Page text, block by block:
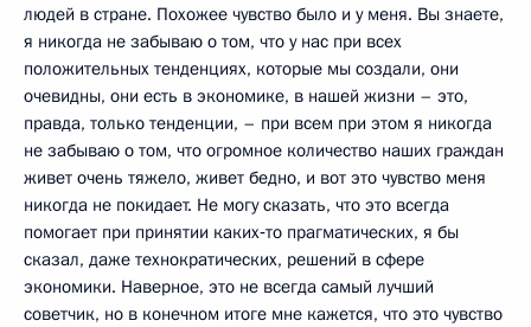
людей в стране. Похожее чувство было и у меня. Вы знаете,
я никогда не забываю о том, что у нас при всех
положительных тенденциях, которые мы создали, они
очевидны, они есть в экономике, в нашей жизни – это,
правда, только тенденции, – при всем при этом я никогда
не забываю о том, что огромное количество наших граждан
живет очень тяжело, живет бедно, и вот это чувство меня
никогда не покидает. Не могу сказать, что это всегда
помогает при принятии каких‑то прагматических, я бы
сказал, даже технократических, решений в сфере
экономики. Наверное, это не всегда самый лучший
советчик, но в конечном итоге мне кажется, что это чувство